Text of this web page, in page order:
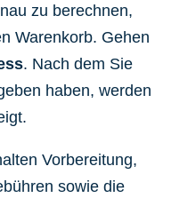
zu berechnen,
Warenkorb. Gehen
. Nach dem Sie
haben, werden
Vorbereitung,
sowie die